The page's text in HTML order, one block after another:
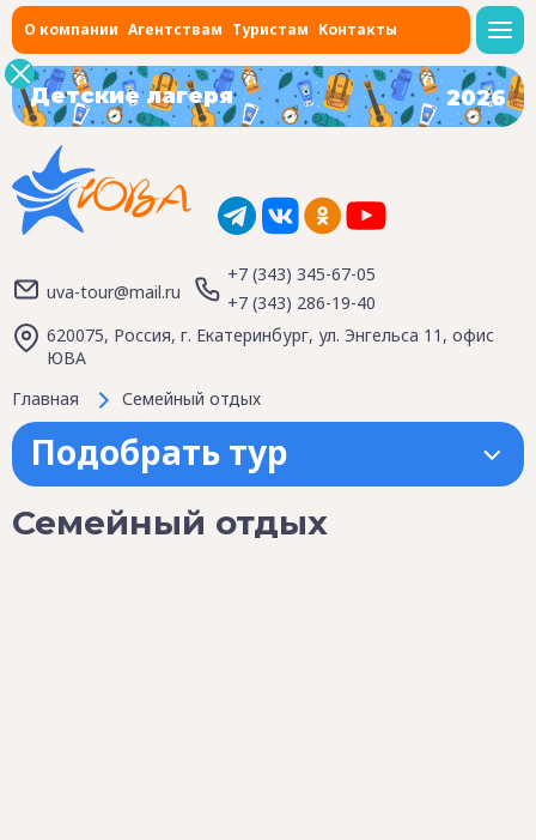
О компании Агентствам Туристам Контакты
Детские лагеря 2026
uva-tour@mail.ru
+7 (343) 345-67-05
+7 (343) 286-19-40
620075, Россия, г. Екатеринбург, ул. Энгельса 11, офис
ЮВА
Главная
Семейный отдых
Подобрать тур
Семейный отдых